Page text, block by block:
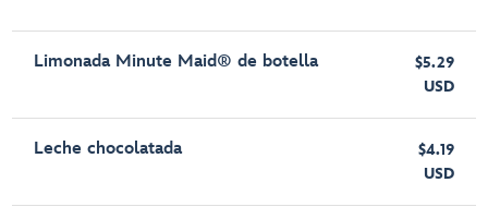
Limonada Minute Maid® de botella
$5.29
USD
Leche chocolatada
$4.19
USD